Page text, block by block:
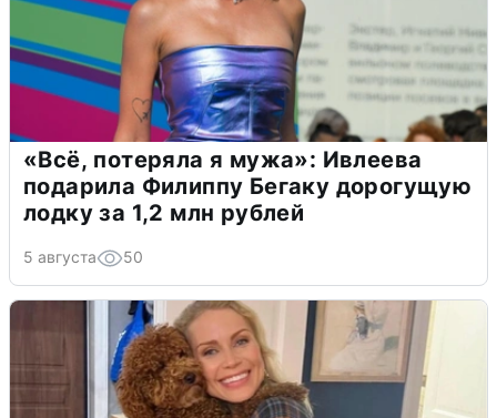
«Всё, потеряла я мужа»: Ивлеева
подарила Филиппу Бегаку дорогущую
лодку за 1,2 млн рублей
5 августа 50